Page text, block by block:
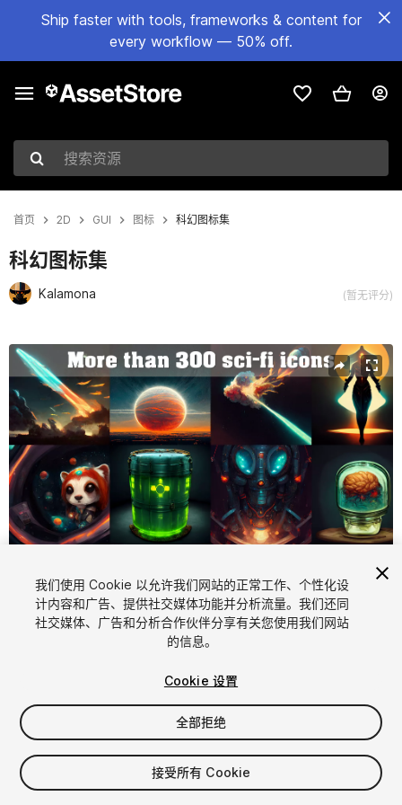
Ship faster with tools, frameworks & content for
every workflow — 50% off.
搜索资源
首页 2D GUI 图标 科幻图标集
科幻图标集
Kalamona (暂无评分)
当前幻灯片：1 / 3
1/3
$9.99
增值税将在结算时计算
我们使用 Cookie 以允许我们网站的正常工作、个性化设
计内容和广告、提供社交媒体功能并分析流量。我们还同
社交媒体、广告和分析合作伙伴分享有关您使用我们网站
的信息。
Cookie 设置
全部拒绝
接受所有 Cookie